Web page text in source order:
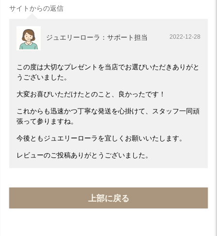
サイトからの返信
ジュエリーローラ：サポート担当 2022-12-28
この度は大切なプレゼントを当店でお選びいただきありがと
うございました。
大変お喜びいただけたとのこと、良かったです！
これからも迅速かつ丁寧な発送を心掛けて、スタッフ一同頑
張って参りますね。
今後ともジュエリーローラを宜しくお願いいたします。
レビューのご投稿ありがとうございました。
上部に戻る